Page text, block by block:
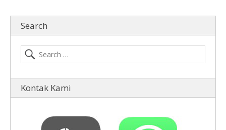
Search
Kontak Kami